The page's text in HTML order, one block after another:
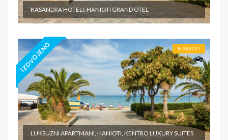
KASANDRA HOTELI, HANIOTI GRAND OTEL
IZDVOJENO HANIOTI
LUKSUZNI APARTMANI, HANIOTI, KENTRO LUXURY SUITES